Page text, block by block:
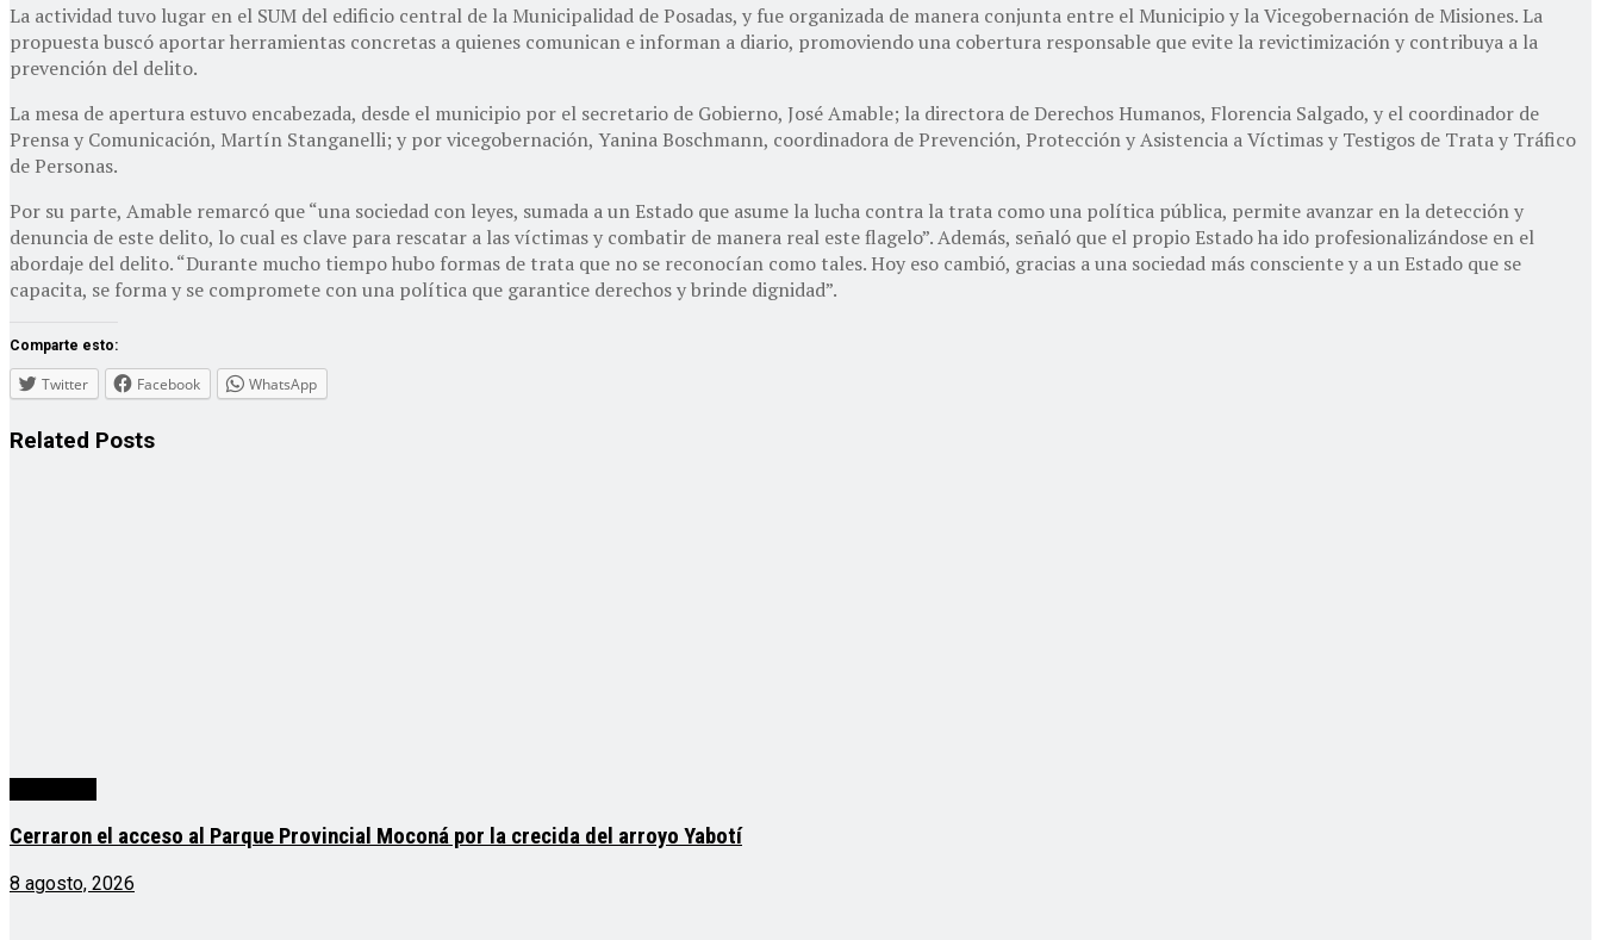
La actividad tuvo lugar en el SUM del edificio central de la Municipalidad de Posadas, y fue organizada de manera conjunta entre el Municipio y la Vicegobernación de Misiones. La
propuesta buscó aportar herramientas concretas a quienes comunican e informan a diario, promoviendo una cobertura responsable que evite la revictimización y contribuya a la
prevención del delito.
La mesa de apertura estuvo encabezada, desde el municipio por el secretario de Gobierno, José Amable; la directora de Derechos Humanos, Florencia Salgado, y el coordinador de
Prensa y Comunicación, Martín Stanganelli; y por vicegobernación, Yanina Boschmann, coordinadora de Prevención, Protección y Asistencia a Víctimas y Testigos de Trata y Tráfico
de Personas.
Por su parte, Amable remarcó que “una sociedad con leyes, sumada a un Estado que asume la lucha contra la trata como una política pública, permite avanzar en la detección y
denuncia de este delito, lo cual es clave para rescatar a las víctimas y combatir de manera real este flagelo”. Además, señaló que el propio Estado ha ido profesionalizándose en el
abordaje del delito. “Durante mucho tiempo hubo formas de trata que no se reconocían como tales. Hoy eso cambió, gracias a una sociedad más consciente y a un Estado que se
capacita, se forma y se compromete con una política que garantice derechos y brinde dignidad”.
Comparte esto:
Twitter Facebook WhatsApp
Related Posts
Cerraron el acceso al Parque Provincial Moconá por la crecida del arroyo Yabotí
8 agosto, 2026